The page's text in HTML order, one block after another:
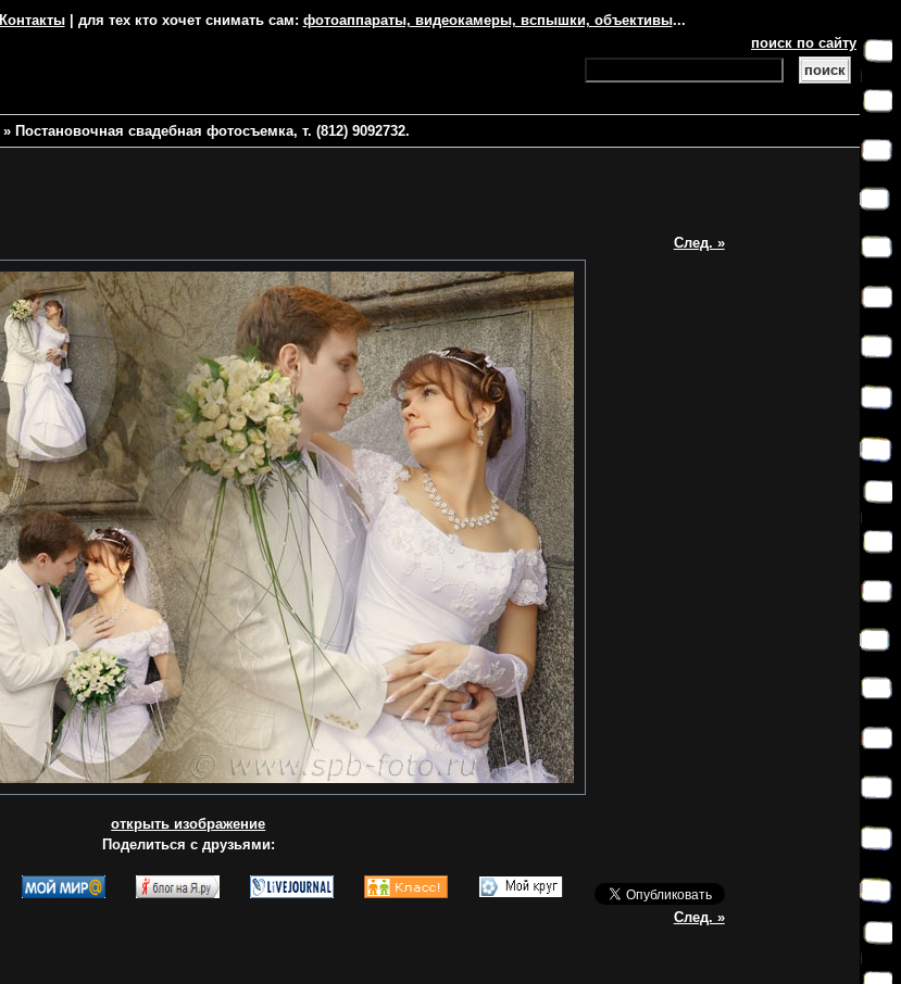
Контакты| для тех кто хочет снимать сам: фотоаппараты, видеокамеры, вспышки, объективы...
поиск по сайту
» Постановочная свадебная фотосъемка, т. (812) 9092732.
След. »
открыть изображение
Поделиться с друзьями:
След. »